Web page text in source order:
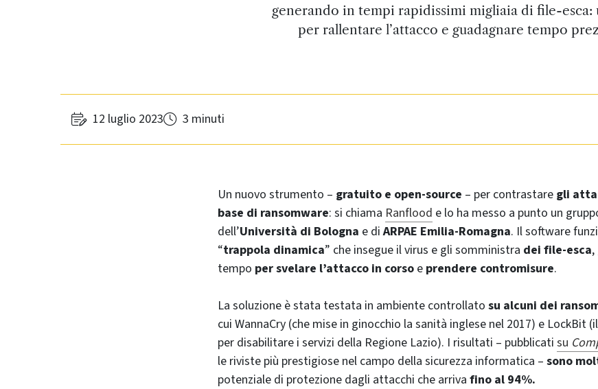
generando in tempi rapidissimi migliaia di file-esca:
per rallentare l’attacco e guadagnare tempo
12 luglio 2023 3 minuti
Un nuovo strumento – gratuito e open-source – per contrastare gli
base di ransomware: si chiama Ranflood e lo ha messo a punto un
dell’Università di Bologna e diARPAE Emilia-Romagna. Il software
“trappola dinamica” che insegue il virus e gli somministra dei file-esca
tempo per svelare l’attacco in corso e prendere contromisure.
La soluzione è stata testata in ambiente controllato su alcuni dei
cui WannaCry (che mise in ginocchio la sanità inglese nel 2017) e LockBit
per disabilitare i servizi della Regione Lazio). I risultati – pubblicati su
le riviste più prestigiose nel campo della sicurezza informatica – sono
potenziale di protezione dagli attacchi che arriva fino al 94%.